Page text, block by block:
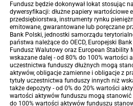
Fundusz będzie dokonywał lokat stosując
dywersyfikacji: dłużne papiery wartościowe
przedsiębiorstwa, instrumenty rynku
emitowane, gwarantowane lub poręczane
Bank Polski, jednostki samorządu
państwa należące do OECD, Europejski
Fundusz Walutowy oraz European Stability
wskazane dalej - od 80% do 100% wartości
uczestnictwa funduszy dłużnych mogą
aktywów, obligacje zamienne i obligacje z
tytuły uczestnictwa funduszy innych niż
także depozyty - od 0% do 20% wartości
wartości aktywów funduszu mogą stanowić
do 100% wartości aktywów funduszu